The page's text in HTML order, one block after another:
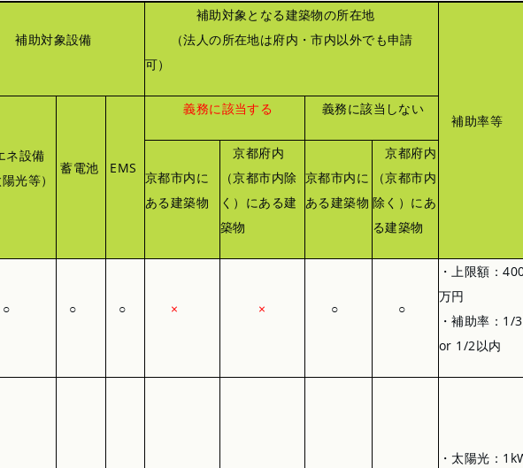
助対象設備
補助対象となる建築物の所在地
（法人の所在地は府内・市内以外でも申請
可）
補助率等
ネ設備
陽光等）
蓄電池 EMS
義務に該当する 義務に該当しない
京都市内に
ある建築物
京都府内
（京都市内除
く）にある建
築物
京都市内に
ある建築物
京都府内
（京都市内
除く）にあ
る建築物
○ ○ × × ○ ○
・上限額：
万円
・補助率：1/3
or 1/2以内
・太陽光：